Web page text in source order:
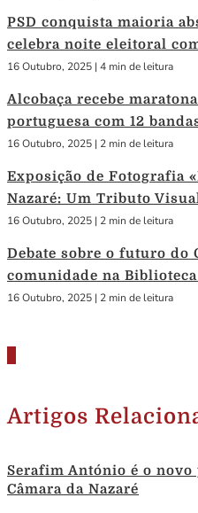
PSD conquista maioria
celebra noite eleitoral
16 Outubro, 2025 | 4 min de leitura
Alcobaça recebe
portuguesa com 12
16 Outubro, 2025 | 2 min de leitura
Exposição de Fotografia
Nazaré: Um Tributo
16 Outubro, 2025 | 2 min de leitura
Debate sobre o futuro do
comunidade na
16 Outubro, 2025 | 2 min de leitura
Artigos
Serafim António é o novo
Câmara da Nazaré